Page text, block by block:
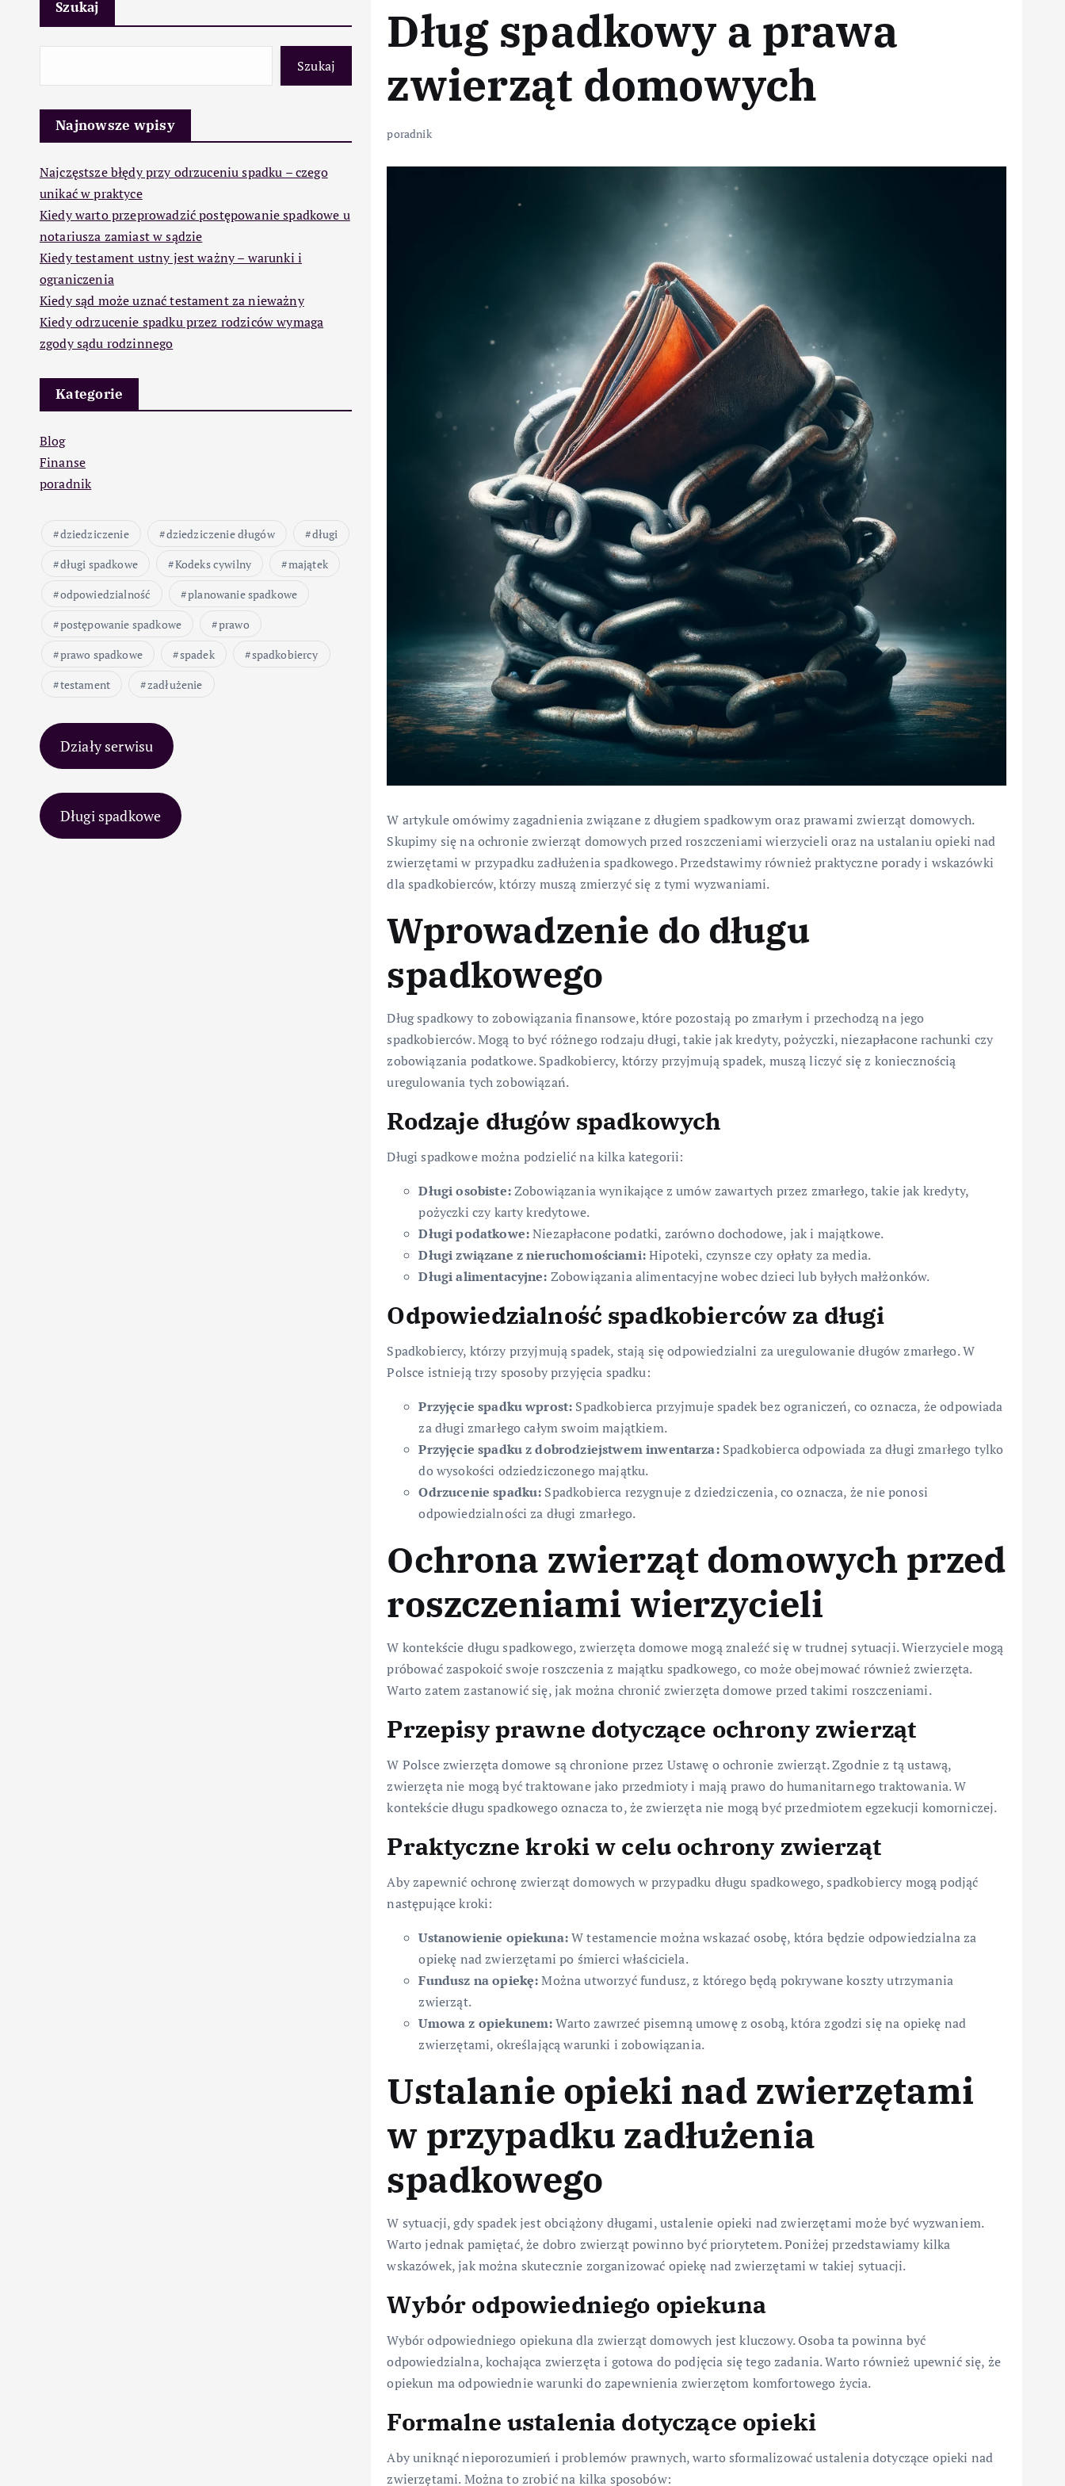
Szukaj
Szukaj
Najnowsze wpisy
Najczęstsze błędy przy odrzuceniu spadku – czego
unikać w praktyce
Kiedy warto przeprowadzić postępowanie spadkowe u
notariusza zamiast w sądzie
Kiedy testament ustny jest ważny – warunki i
ograniczenia
Kiedy sąd może uznać testament za nieważny
Kiedy odrzucenie spadku przez rodziców wymaga
zgody sądu rodzinnego
Kategorie
Blog
Finanse
poradnik
dziedziczenie dziedziczenie długów
długi
długi spadkowe
Kodeks cywilny
majątek
odpowiedzialność
planowanie spadkowe
postępowanie spadkowe
prawo
prawo spadkowe
spadek
spadkobiercy
testament
zadłużenie
Działy serwisu
Długi spadkowe
Dług spadkowy a prawa
zwierząt domowych
poradnik
W artykule omówimy zagadnienia związane z długiem spadkowym oraz prawami zwierząt domowych.
Skupimy się na ochronie zwierząt domowych przed roszczeniami wierzycieli oraz na ustalaniu opieki nad
zwierzętami w przypadku zadłużenia spadkowego. Przedstawimy również praktyczne porady i wskazówki
dla spadkobierców, którzy muszą zmierzyć się z tymi wyzwaniami.
Wprowadzenie do długu
spadkowego
Dług spadkowy to zobowiązania finansowe, które pozostają po zmarłym i przechodzą na jego
spadkobierców. Mogą to być różnego rodzaju długi, takie jak kredyty, pożyczki, niezapłacone rachunki czy
zobowiązania podatkowe. Spadkobiercy, którzy przyjmują spadek, muszą liczyć się z koniecznością
uregulowania tych zobowiązań.
Rodzaje długów spadkowych
Długi spadkowe można podzielić na kilka kategorii:
Długi osobiste:Zobowiązania wynikające z umów zawartych przez zmarłego, takie jak kredyty,
pożyczki czy karty kredytowe.
Długi podatkowe:Niezapłacone podatki, zarówno dochodowe, jak i majątkowe.
Długi związane z nieruchomościami:Hipoteki, czynsze czy opłaty za media.
Długi alimentacyjne: Zobowiązania alimentacyjne wobec dzieci lub byłych małżonków.
Odpowiedzialność spadkobierców za długi
Spadkobiercy, którzy przyjmują spadek, stają się odpowiedzialni za uregulowanie długów zmarłego. W
Polsce istnieją trzy sposoby przyjęcia spadku:
Przyjęcie spadku wprost: Spadkobierca przyjmuje spadek bez ograniczeń, co oznacza, że odpowiada
za długi zmarłego całym swoim majątkiem.
Przyjęcie spadku z dobrodziejstwem inwentarza:Spadkobierca odpowiada za długi zmarłego tylko
do wysokości odziedziczonego majątku.
Odrzucenie spadku: Spadkobierca rezygnuje z dziedziczenia, co oznacza, że nie ponosi
odpowiedzialności za długi zmarłego.
Ochrona zwierząt domowych przed
roszczeniami wierzycieli
W kontekście długu spadkowego, zwierzęta domowe mogą znaleźć się w trudnej sytuacji. Wierzyciele mogą
próbować zaspokoić swoje roszczenia z majątku spadkowego, co może obejmować również zwierzęta.
Warto zatem zastanowić się, jak można chronić zwierzęta domowe przed takimi roszczeniami.
Przepisy prawne dotyczące ochrony zwierząt
W Polsce zwierzęta domowe są chronione przez Ustawę o ochronie zwierząt. Zgodnie z tą ustawą,
zwierzęta nie mogą być traktowane jako przedmioty i mają prawo do humanitarnego traktowania. W
kontekście długu spadkowego oznacza to, że zwierzęta nie mogą być przedmiotem egzekucji komorniczej.
Praktyczne kroki w celu ochrony zwierząt
Aby zapewnić ochronę zwierząt domowych w przypadku długu spadkowego, spadkobiercy mogą podjąć
następujące kroki:
Ustanowienie opiekuna:W testamencie można wskazać osobę, która będzie odpowiedzialna za
opiekę nad zwierzętami po śmierci właściciela.
Fundusz na opiekę:Można utworzyć fundusz, z którego będą pokrywane koszty utrzymania
zwierząt.
Umowa z opiekunem:Warto zawrzeć pisemną umowę z osobą, która zgodzi się na opiekę nad
zwierzętami, określającą warunki i zobowiązania.
Ustalanie opieki nad zwierzętami
w przypadku zadłużenia
spadkowego
W sytuacji, gdy spadek jest obciążony długami, ustalenie opieki nad zwierzętami może być wyzwaniem.
Warto jednak pamiętać, że dobro zwierząt powinno być priorytetem. Poniżej przedstawiamy kilka
wskazówek, jak można skutecznie zorganizować opiekę nad zwierzętami w takiej sytuacji.
Wybór odpowiedniego opiekuna
Wybór odpowiedniego opiekuna dla zwierząt domowych jest kluczowy. Osoba ta powinna być
odpowiedzialna, kochająca zwierzęta i gotowa do podjęcia się tego zadania. Warto również upewnić się, że
opiekun ma odpowiednie warunki do zapewnienia zwierzętom komfortowego życia.
Formalne ustalenia dotyczące opieki
Aby uniknąć nieporozumień i problemów prawnych, warto sformalizować ustalenia dotyczące opieki nad
zwierzętami. Można to zrobić na kilka sposobów: